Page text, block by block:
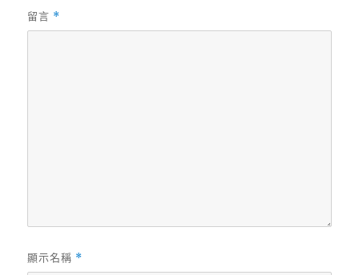
留言 *
顯示名稱 *